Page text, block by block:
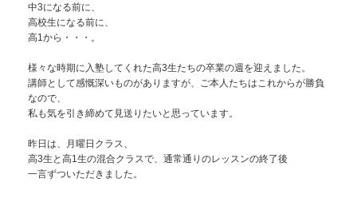
中3になる前に、
高校生になる前に、
高1から・・・。
様々な時期に入塾してくれた高3生たちの卒業の週を迎えました。
講師として感慨深いものがありますが、ご本人たちはこれからが勝負
なので、
私も気を引き締めて見送りたいと思っています。
昨日は、月曜日クラス、
高3生と高1生の混合クラスで、通常通りのレッスンの終了後
一言ずついただきました。